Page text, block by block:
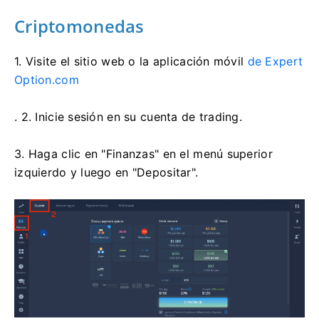
Criptomonedas
1. Visite el sitio web o la aplicación móvil de Expert
Option.com
. 2. Inicie sesión en su cuenta de trading.
3. Haga clic en "Finanzas" en el menú superior
izquierdo y luego en "Depositar".